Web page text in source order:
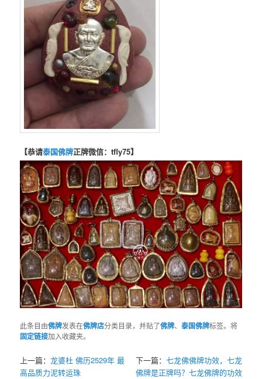
【恭请泰国佛牌正牌微信：tfly75】
此条目由佛牌发表在佛牌店分类目录，并贴了佛牌、泰国佛牌标签。将
固定链接加入收藏夹。
上一篇：龙婆杜 佛历2529年 最
高品质力泥转运珠
下一篇： 七龙佛佛牌功效，七龙
佛牌是正牌吗？七龙佛牌的功效